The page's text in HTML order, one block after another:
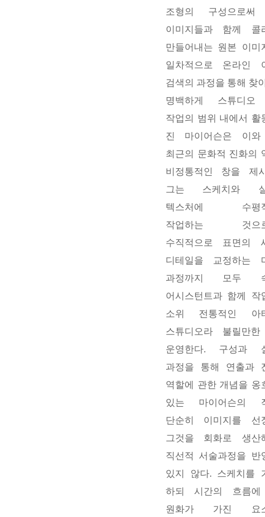
조형의 구성으로써
이미지들과 함께 콜
만들어내는 원본 이미
일차적으로 온라인
검색의 과정을 통해 찾
명백하게 스튜디오
작업의 범위 내에서 활
진 마이어슨은 이
최근의 문화적 진화의
비정통적인 창을 제
그는 스케치와 실
텍스처에 수평적
작업하는 것으로
수직적으로 표면의
디테일을 교정하는
과정까지 모두
어시스턴트과 함께 작
소위 전통적인 아
스튜디오라 불릴만
운영한다. 구성과
과정을 통해 연출과
역할에 관한 개념을 옹
있는 마이어슨의
단순히 이미지를 선
그것을 회화로 생산
직선적 서술과정을 반
있지 않다. 스케치를
하되 시간의 흐름
원화가 가진 요